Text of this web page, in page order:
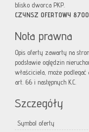
blisko dworca PKP.
CZYNSZ OFERTOWY
Nota prawna
Opis oferty zawarty na
podstawie oględzin
właściciela, może
art. 66 i następnych K.C.
Szczegóły
Symbol oferty